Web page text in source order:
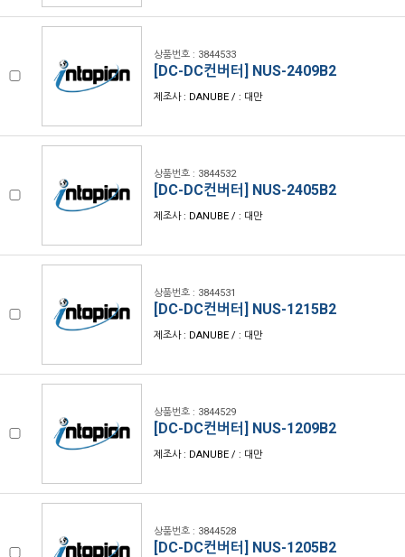
상품번호 : 3844533
[DC-DC컨버터] NUS-2409B2
제조사 : DANUBE / : 대만
상품번호 : 3844532
[DC-DC컨버터] NUS-2405B2
제조사 : DANUBE / : 대만
상품번호 : 3844531
[DC-DC컨버터] NUS-1215B2
제조사 : DANUBE / : 대만
상품번호 : 3844529
[DC-DC컨버터] NUS-1209B2
제조사 : DANUBE / : 대만
상품번호 : 3844528
[DC-DC컨버터] NUS-1205B2